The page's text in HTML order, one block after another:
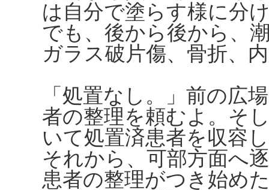
は自分で塗らす様に分
でも、後から後から、
ガラス破片傷、骨折、
「処置なし。」前の広
者の整理を頼むよ。そ
いて処置済患者を収容
それから、可部方面へ
患者の整理がつき始め